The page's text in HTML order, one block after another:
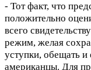
- Тот факт, что
положительно
всего
режим, желая
уступки, обещать и
американцы. Для